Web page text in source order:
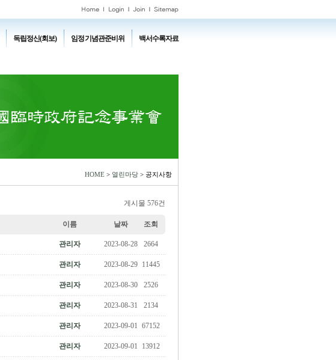
독립정신(회보) 임정기념관준비위 백서수록자료
HOME > 열린마당 > 공지사항
게시물 576건
이름 날짜 조회
관리자 2023-08-28 2664
관리자 2023-08-29 11445
관리자 2023-08-30 2526
관리자 2023-08-31 2134
관리자 2023-09-01 67152
관리자 2023-09-01 13912